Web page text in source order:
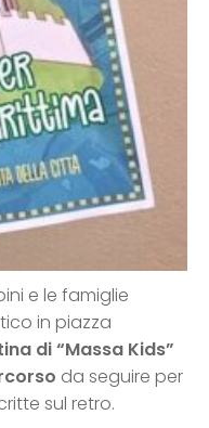
e le famiglie
in piazza
di “Massa Kids”
da seguire per
sul retro.